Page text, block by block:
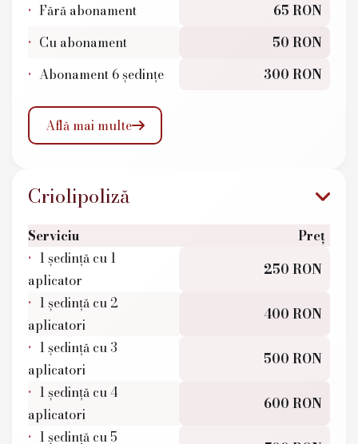
Fără abonament
65 RON
Cu abonament
50 RON
Abonament 6 ședințe
300 RON
Află mai multe
Criolipoliză
Serviciu
Preț
1 ședință cu 1
aplicator
250 RON
1 ședință cu 2
aplicatori
400 RON
1 ședință cu 3
aplicatori
500 RON
1 ședință cu 4
aplicatori
600 RON
1 ședință cu 5